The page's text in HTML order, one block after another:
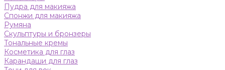
Пудра для макияжа
Спонжи для макияжа
Румяна
Скульптуры и бронзеры
Тональные кремы
Косметика для глаз
Карандаши для глаз